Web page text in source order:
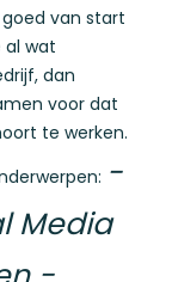
van start
al wat
dan
voor dat
te werken.
-
Media